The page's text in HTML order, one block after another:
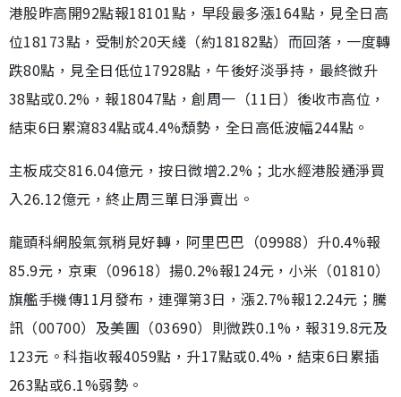
港股昨高開92點報18101點，早段最多漲164點，見全日高
位18173點，受制於20天綫（約18182點）而回落，一度轉
跌80點，見全日低位17928點，午後好淡爭持，最終微升
38點或0.2%，報18047點，創周一（11日）後收市高位，
結束6日累瀉834點或4.4%頹勢，全日高低波幅244點。
主板成交816.04億元，按日微增2.2%；北水經港股通淨買
入26.12億元，終止周三單日淨賣出。
龍頭科網股氣氛稍見好轉，阿里巴巴（09988）升0.4%報
85.9元，京東（09618）揚0.2%報124元，小米（01810）
旗艦手機傳11月發布，連彈第3日，漲2.7%報12.24元；騰
訊（00700）及美團（03690）則微跌0.1%，報319.8元及
123元。科指收報4059點，升17點或0.4%，結束6日累插
263點或6.1%弱勢。